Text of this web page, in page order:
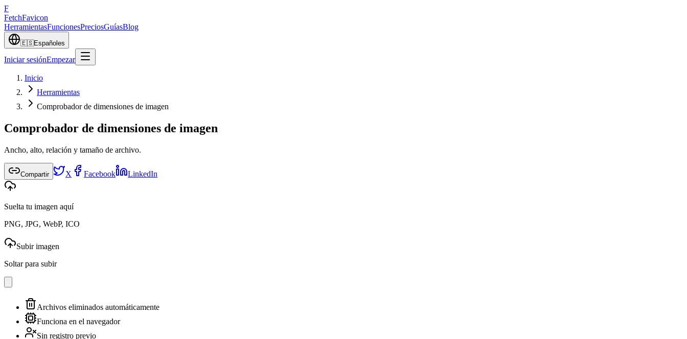
F
FetchFavicon
HerramientasFuncionesPreciosGuíasBlog
🇪🇸Español es
Iniciar sesiónEmpezar
Inicio
Herramientas
Comprobador de dimensiones de imagen
Comprobador de dimensiones de imagen
Ancho, alto, relación y tamaño de archivo.
Compartir X Facebook LinkedIn
Suelta tu imagen aquí
PNG, JPG, WebP, ICO
Subir imagen
Soltar para subir
Archivos eliminados automáticamente
Funciona en el navegador
Sin registro previo